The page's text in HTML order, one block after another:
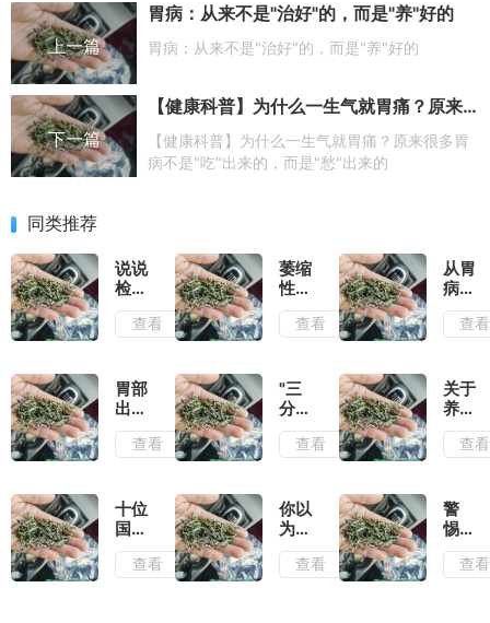
上一篇
胃病：从来不是"治好"的，而是"养"好的
胃病：从来不是"治好"的，而是"养"好的
下一篇
【健康科普】为什么一生气就胃痛？原来很多胃病不是"吃"出来的，而是"愁"出来的
【健康科普】为什么一生气就胃痛？原来很多胃
病不是"吃"出来的，而是"愁"出来的
同类推荐
说说
检查
出萎
缩性
怎么
好的
查看
萎缩
性胃
炎患
者，
子真
的要
结束
查看
从胃
病到
胃
癌，
一点
点"变
坏"的
查看
胃部
出现
哪些
症状
病了
啊？
查看
"三
分
治，
七分
养
胃，
这些
小妙
招要
查看
关于
养
胃，
这些
搞错
了
查看
十位
国医
大师
治疗
查看
你以
为的
养胃
查看
警
惕！
这6
种常
查看